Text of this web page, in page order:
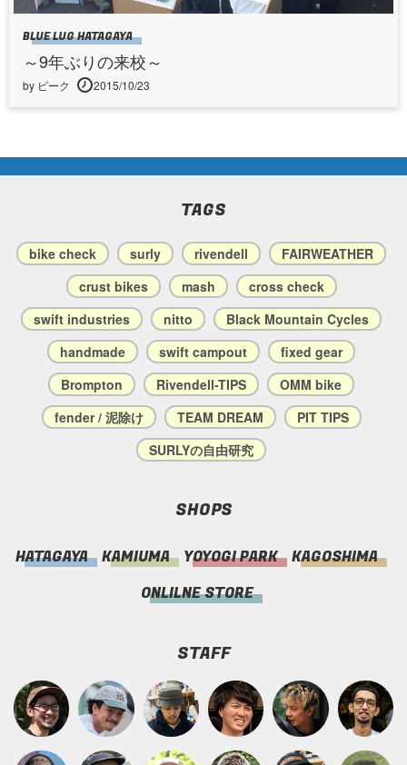
BLUE LUG HATAGAYA
～9年ぶりの来校～
by ピーク 2015/10/23
TAGS
bike check surly rivendell
FAIRWEATHER
crust bikes
mash
cross check
swift industries
nitto
Black Mountain Cycles
handmade
swift campout
fixed gear
Brompton
Rivendell-TIPS
OMM bike
fender / 泥除け
TEAM DREAM
PIT TIPS
SURLYの自由研究
SHOPS
HATAGAYA KAMIUMA YOYOGI PARK
KAGOSHIMA
ONLILNE STORE
STAFF